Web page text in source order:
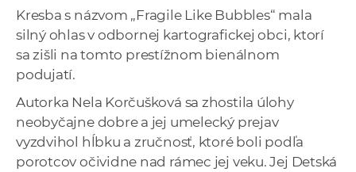
o
c
Kresba s názvom „Fragile Like Bubbles“ mala
silný ohlas v odbornej kartografickej obci, ktorí
sa zišli na tomto prestížnom bienálnom
podujatí.
Autorka Nela Korčušková sa zhostila úlohy
neobyčajne dobre a jej umelecký prejav
vyzdvihol hĺbku a zručnosť, ktoré boli podľa
porotcov očividne nad rámec jej veku. Jej Detská